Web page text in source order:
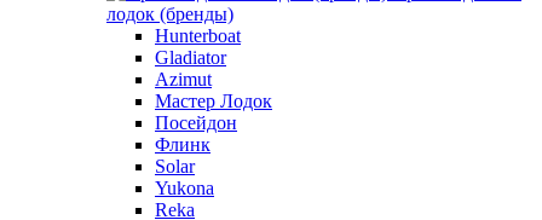
лодок (бренды)
Hunterboat
Gladiator
Azimut
Мастер Лодок
Посейдон
Флинк
Solar
Yukona
Reka